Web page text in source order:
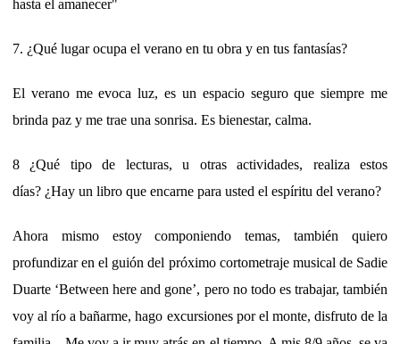
hasta el amanecer"
7. ¿Qué lugar ocupa el verano en tu obra y en tus fantasías?
El verano me evoca luz, es un espacio seguro que siempre me
brinda paz y me trae una sonrisa. Es bienestar, calma.
8 ¿Qué tipo de lecturas, u otras actividades, realiza estos
días? ¿Hay un libro que encarne para usted el espíritu del verano?
Ahora mismo estoy componiendo temas, también quiero
profundizar en el guión del próximo cortometraje musical de Sadie
Duarte ‘Between here and gone’, pero no todo es trabajar, también
voy al río a bañarme, hago excursiones por el monte, disfruto de la